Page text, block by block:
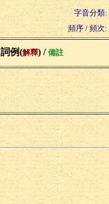
字音分類:
頻序 / 頻次:
詞例(解釋) / 備註